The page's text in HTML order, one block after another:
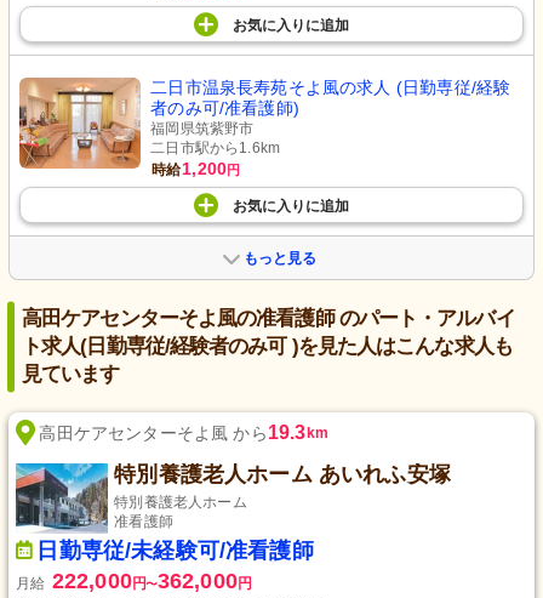
お気に入り に追加
二日市温泉長寿苑そよ風の求人 (日勤専従/経験
者のみ可/准看護師)
福岡県筑紫野市
二日市駅から1.6km
時給1,200円
お気に入り に追加
もっと見る
高田ケアセンターそよ風の准看護師 のパート・アルバイ
ト求人(日勤専従/経験者のみ可 )を見た人はこんな求人も
見ています
高田ケアセンターそよ風 から19.3km
特別養護老人ホーム あいれふ安塚
特別養護老人ホーム
准看護師
日勤専従/未経験可/准看護師
月給 222,000円〜362,000円